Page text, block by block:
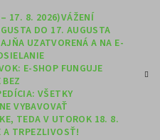
17. 8. 2026)VÁŽENÍ
DO 17. AUGUSTA
UZATVORENÁ A NA E-
E-SHOP FUNGUJE
VŠETKY
VYBAVOVAŤ
TEDA V UTOROK 18. 8.
A TRPEZLIVOSŤ!